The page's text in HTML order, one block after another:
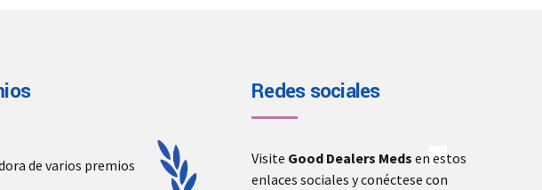
de varios premios
Redes sociales
Visite Good Dealers Meds en estos
enlaces sociales y conéctese con